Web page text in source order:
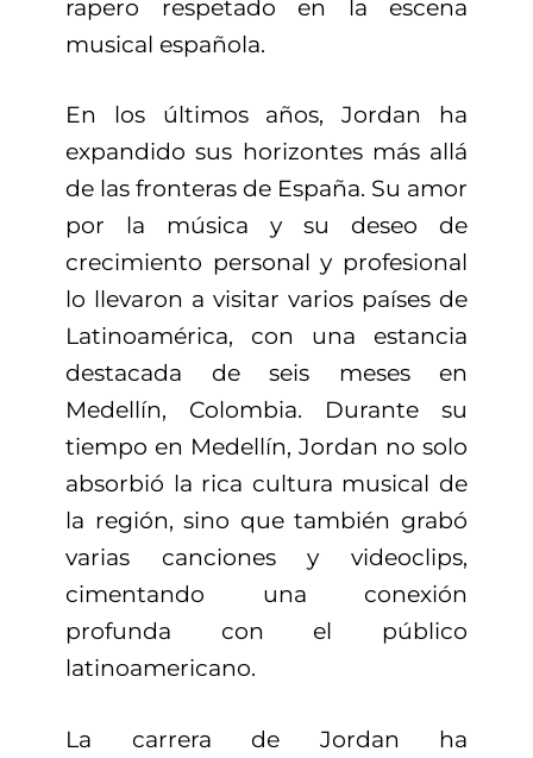
rapero respetado en la escena
musical española.
En los últimos años, Jordan ha
expandido sus horizontes más allá
de las fronteras de España. Su amor
por la música y su deseo de
crecimiento personal y profesional
lo llevaron a visitar varios países de
Latinoamérica, con una estancia
destacada de seis meses en
Medellín, Colombia. Durante su
tiempo en Medellín, Jordan no solo
absorbió la rica cultura musical de
la región, sino que también grabó
varias canciones y videoclips,
cimentando una conexión
profunda con el público
latinoamericano.
La carrera de Jordan ha